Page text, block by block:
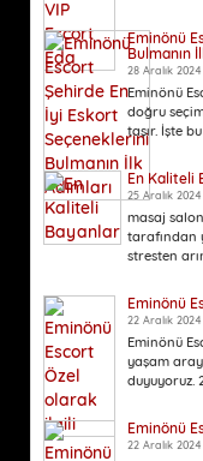
Eminönü
Bulmanın
28 Aralık 2024
Eminönü
doğru
taşır. İşte
En Kaliteli
25 Aralık 2024
masaj
tarafından
stresten
Eminönü
22 Aralık 2024
Eminönü
yaşam
duyuyoruz.
Eminönü
22 Aralık 2024